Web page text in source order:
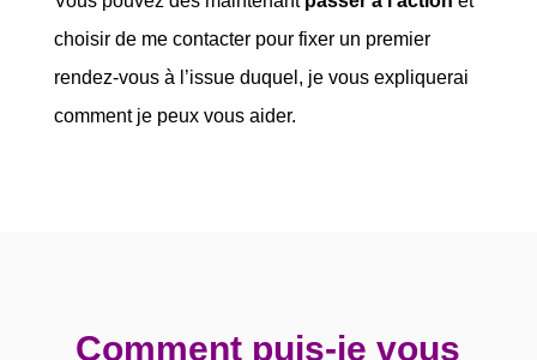
choisir de me contacter pour fixer un premier
rendez-vous à l’issue duquel, je vous expliquerai
comment je peux vous aider.
Comment puis-je vous